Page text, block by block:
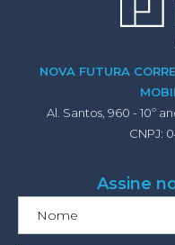
NOVA FUTURA
Al. Santos, 960 - 10º
CNPJ:
Assine